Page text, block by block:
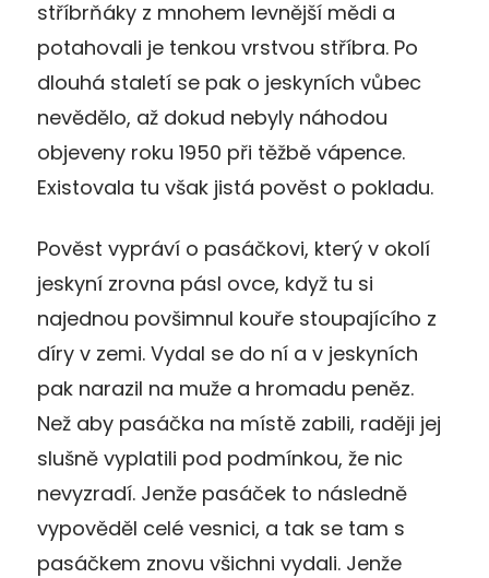
stříbrňáky z mnohem levnější mědi a
potahovali je tenkou vrstvou stříbra. Po
dlouhá staletí se pak o jeskyních vůbec
nevědělo, až dokud nebyly náhodou
objeveny roku 1950 při těžbě vápence.
Existovala tu však jistá pověst o pokladu.
Pověst vypráví o pasáčkovi, který v okolí
jeskyní zrovna pásl ovce, když tu si
najednou povšimnul kouře stoupajícího z
díry v zemi. Vydal se do ní a v jeskyních
pak narazil na muže a hromadu peněz.
Než aby pasáčka na místě zabili, raději jej
slušně vyplatili pod podmínkou, že nic
nevyzradí. Jenže pasáček to následně
vypověděl celé vesnici, a tak se tam s
pasáčkem znovu všichni vydali. Jenže